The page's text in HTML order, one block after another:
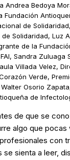
Andrea Bedoya
Fundación
de
Solidaridad, Luz
de la
Sandra Zuluaga
Villada Velez,
Verde,
Osorio
de
de que se
algo que
con
se sienta a leer,